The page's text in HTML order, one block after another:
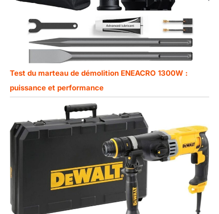
Test du marteau de démolition ENEACRO 1300W :
puissance et performance